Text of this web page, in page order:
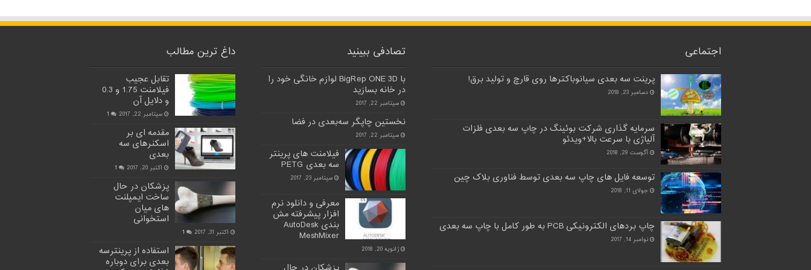
اجتماعی
پرینت سه بعدی سیانوباکترها روی قارچ و تولید برق!
دسامبر 23, 2018
سرمایه گذاری شرکت بوئینگ در چاپ سه بعدی فلزات
آلیاژی با سرعت بالا+ویدئو
آگوست 29, 2018
توسعه فایل های چاپ سه بعدی توسط فناوری بلاک چین
جولای 11, 2018
چاپ بردهای الکترونیکی PCB به طور کامل با چاپ سه بعدی
نوامبر 14, 2017
تصادفی ببینید
با BigRep ONE 3D لوازم خانگی خود را
در خانه بسازید
سپتامبر 22, 2017
نخستین چاپگر سه‌بعدی در فضا
سپتامبر 22, 2017
فیلامنت های پرینتر
سه بعدی PETG
سپتامبر 23, 2017
معرفی و دانلود نرم
افزار پیشرفته مش
بندی AutoDesk
MeshMixer
ژانویه 20, 2018
داغ ترین مطالب
تقابل عجیب
فیلامنت 1.75 و 0.3
و دلایل آن
سپتامبر 22, 2017 1
مقدمه ای بر
اسکنرهای سه
بعدی
اکتبر 20, 2017 1
پزشکان در حال
ساخت ایمپلنت
های میان
استخوانی
اکتبر 31, 2017 1
استفاده از پرینترسه
بعدی برای دوباره